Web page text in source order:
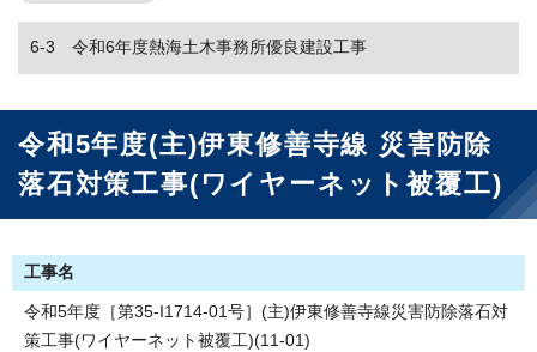
6-3 令和6年度熱海土木事務所優良建設工事
令和5年度(主)伊東修善寺線 災害防除
落石対策工事(ワイヤーネット被覆工)
工事名
令和5年度［第35-I1714-01号］(主)伊東修善寺線災害防除落石対
策工事(ワイヤーネット被覆工)(11-01)